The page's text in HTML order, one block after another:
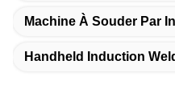
Machine À Souder Par
Handheld Induction